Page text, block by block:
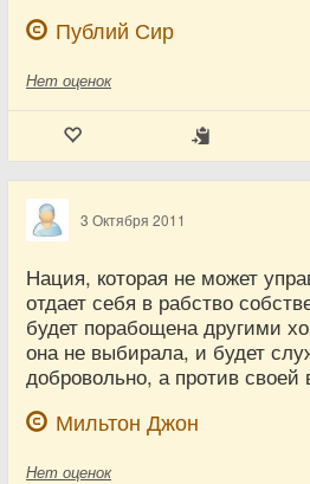
Публий Сир
Нет оценок
3 Октября 2011
Нация, которая не может
отдает себя в рабство
будет порабощена другими
она не выбирала, и будет
добровольно, а против своей
Мильтон Джон
Нет оценок